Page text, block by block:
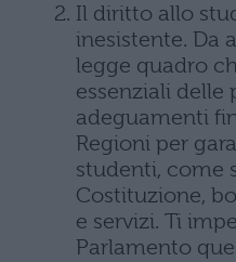
Il diritto allo
inesistente. Da
legge quadro
essenziali delle
adeguamenti
Regioni per
studenti, come
Costituzione,
e servizi. Ti
Parlamento